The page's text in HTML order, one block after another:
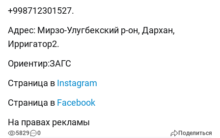
+998712301527.
Адрес: Мирзо-Улугбекский р-он, Дархан,
Ирригатор2.
Ориентир:ЗАГС
Страница в Instagram
Страница в Facebook
На правах рекламы
5829 0 Поделиться